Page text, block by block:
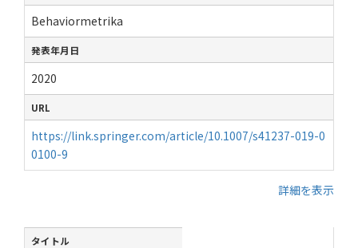
Behaviormetrika
発表年月日
2020
URL
https://link.springer.com/article/10.1007/s41237-019-0
0100-9
詳細を表示
タイトル